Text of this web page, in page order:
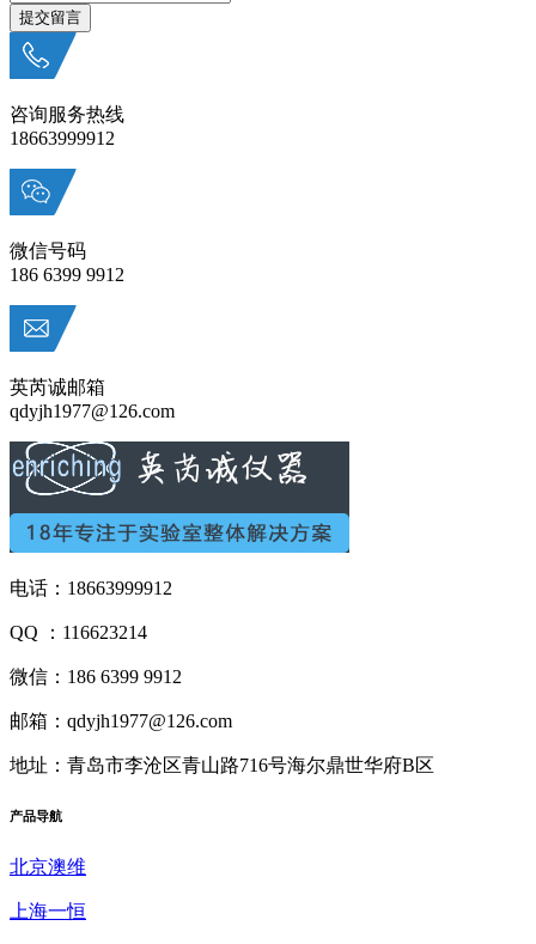
咨询服务热线
18663999912
微信号码
186 6399 9912
英芮诚邮箱
qdyjh1977@126.com
电话：18663999912
QQ ：116623214
微信：186 6399 9912
邮箱：qdyjh1977@126.com
地址：青岛市李沧区青山路716号海尔鼎世华府B区
产品导航
北京澳维
上海一恒